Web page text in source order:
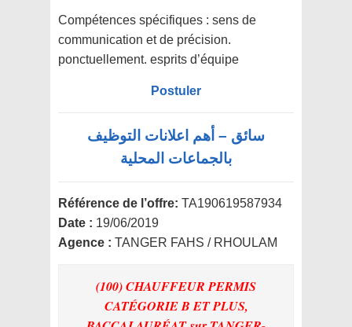
Compétences spécifiques : sens de
communication et de précision.
ponctuellement. esprits d’équipe
Postuler
سائق – أهم اعلانات التوظيف
بالجماعات المحلية
Référence de l’offre: TA190619587934
Date : 19/06/2019
Agence : TANGER FAHS / RHOULAM
(100) CHAUFFEUR PERMIS
CATÉGORIE B ET PLUS,